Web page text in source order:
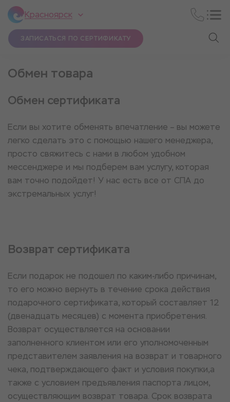
Красноярск
ЗАПИСАТЬСЯ ПО СЕРТИФИКАТУ
Обмен товара
Обмен сертификата
Если вы хотите обменять впечатление – вы можете
легко сделать это с помощью нашего менеджера,
просто свяжитесь с нами в любом удобном
мессенджере и мы подберем вам услугу, которая
вам точно подойдет! У нас есть все от СПА до
экстремальных услуг!
Возврат сертификата
Если подарок не подошел по каким-либо причинам,
то его можно вернуть в течение срока действия
подарочного сертификата, который составляет 12
(двенадцать месяцев) с момента приобретения.
Возврат осуществляется на основании
заполненного клиентом или его уполномоченным
представителем заявления на возврат и товарного
чека, подтверждающего факт и условия покупки,а
также с условием предъявления паспорта лицом,
осуществляющим возврат товара. Срок возврата